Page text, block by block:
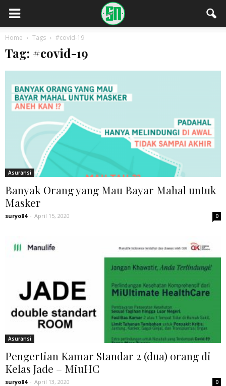
Home Tags #covid-19
Tag: #covid-19
Asuransi
Banyak Orang yang Mau Bayar Mahal untuk
Masker
suryo84 - April 15, 2020 0
Asuransi
Pengertian Kamar Standar 2 (dua) orang di
Kelas Jade – MiuHC
suryo84 - April 13, 2020 0